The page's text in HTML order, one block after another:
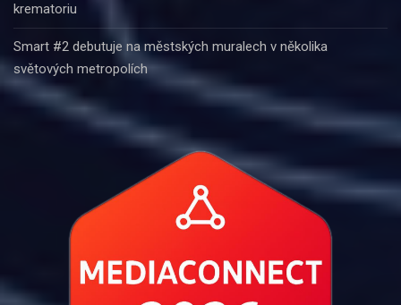
krematoriu
Smart #2 debutuje na městských muralech v několika
světových metropolích